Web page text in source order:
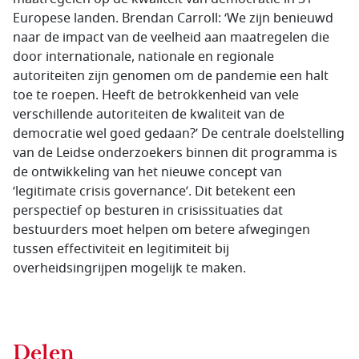
Europese landen. Brendan Carroll: ‘We zijn benieuwd
naar de impact van de veelheid aan maatregelen die
door internationale, nationale en regionale
autoriteiten zijn genomen om de pandemie een halt
toe te roepen. Heeft de betrokkenheid van vele
verschillende autoriteiten de kwaliteit van de
democratie wel goed gedaan?’ De centrale doelstelling
van de Leidse onderzoekers binnen dit programma is
de ontwikkeling van het nieuwe concept van
‘legitimate crisis governance’. Dit betekent een
perspectief op besturen in crisissituaties dat
bestuurders moet helpen om betere afwegingen
tussen effectiviteit en legitimiteit bij
overheidsingrijpen mogelijk te maken.
Delen